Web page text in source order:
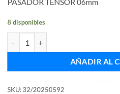
PASADOR TENSOR 06mm
8 disponibles
AÑADIR AL
SKU:32/20250592